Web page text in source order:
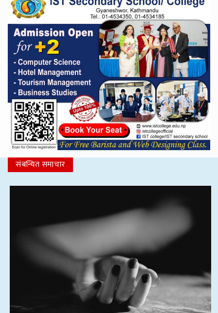
संबन्धित समाचार